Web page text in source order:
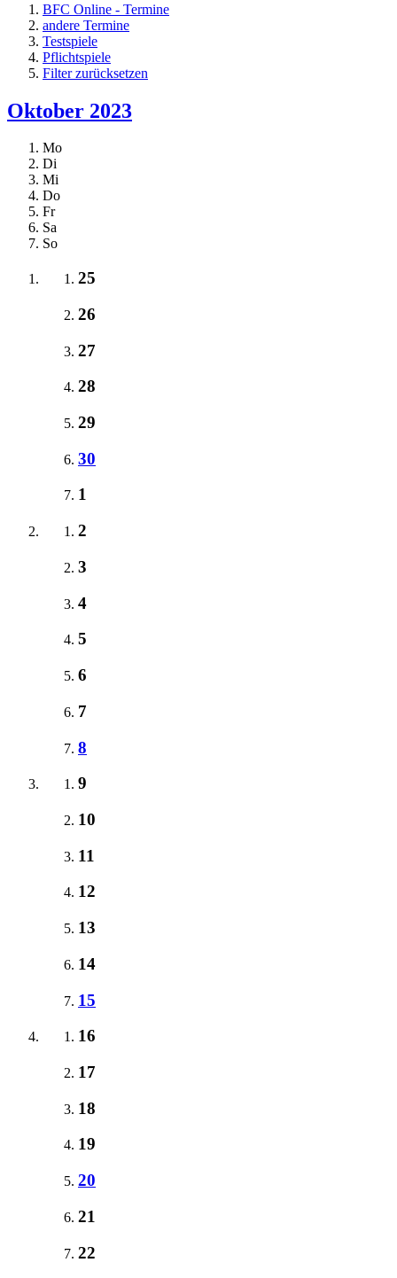
BFC Online - Termine
andere Termine
Testspiele
Pflichtspiele
Filter zurücksetzen
Oktober 2023
Mo
Di
Mi
Do
Fr
Sa
So
25
26
27
28
29
30
1
2
3
4
5
6
7
8
9
10
11
12
13
14
15
16
17
18
19
20
21
22